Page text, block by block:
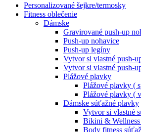
Personalizované šejkre/termosky
Fitness oblečenie
Dámske
Gravirované push-up
Push-up nohavice
Push-up legíny
Vytvor si vlastné push-
Vytvor si vlastné push-
Plážové plavky
Plážové plavky (
Plážové plavky (
Dámske súťažné plavky
Vytvor si vlastné
Bikini &
Body fitness